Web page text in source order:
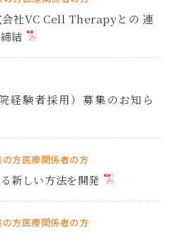
会社VC Cell Therapyとの 連
結
験者採用）募集のお知ら
の方医療関係者の方
新しい方法を開発
の方医療関係者の方